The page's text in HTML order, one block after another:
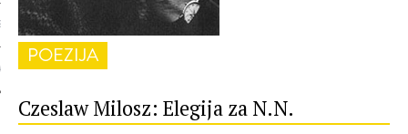
POEZIJA
Czeslaw Milosz: Elegija za N.N.